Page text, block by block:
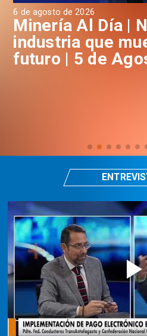
6 de agosto de 2026
Minería Al Día |
industria que
futuro | 5 de